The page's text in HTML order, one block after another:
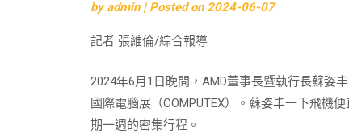
byadmin | Posted on2024-06-07
記者 張維倫/綜合報導
2024年6月1日晚間，AMD董事長暨執行長蘇姿
國際電腦展（COMPUTEX）。蘇姿丰一下飛機
期一週的密集行程。